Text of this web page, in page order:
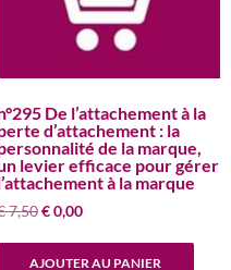
De l’attachement à la
d’attachement : la
de la marque,
levier efficace pour gérer
à la marque
7,50 Le
€0,00Le
AJOUTER AU PANIER